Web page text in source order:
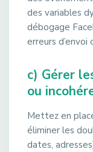
des variables
débogage
erreurs
c) Gérer
ou
Mettez en
éliminer les
dates,